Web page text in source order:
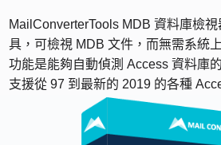
MailConverterTools MDB 資料庫檢
具，可檢視 MDB 文件，而無需系統
功能是能夠自動偵測 Access 資料庫
支援從 97 到最新的 2019 的各種